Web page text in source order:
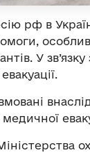
рф в
У